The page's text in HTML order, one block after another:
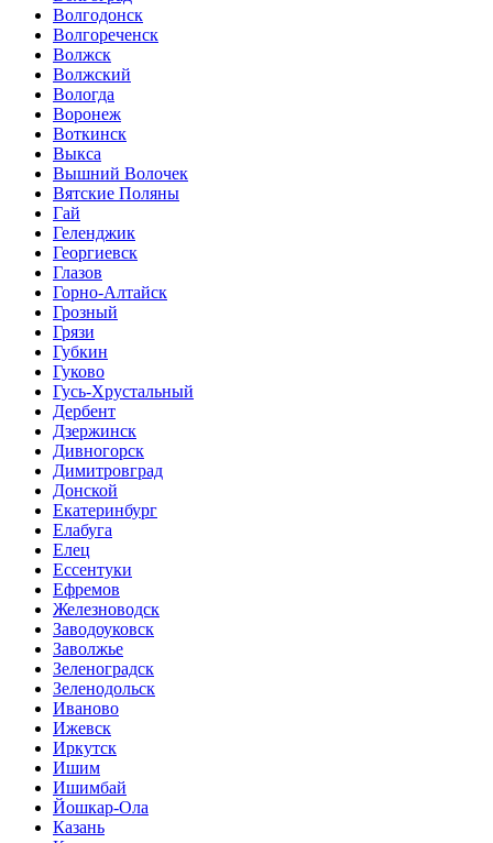
Волгодонск
Волгореченск
Волжск
Волжский
Вологда
Воронеж
Воткинск
Выкса
Вышний Волочек
Вятские Поляны
Гай
Геленджик
Георгиевск
Глазов
Горно-Алтайск
Грозный
Грязи
Губкин
Гуково
Гусь-Хрустальный
Дербент
Дзержинск
Дивногорск
Димитровград
Донской
Екатеринбург
Елабуга
Елец
Ессентуки
Ефремов
Железноводск
Заводоуковск
Заволжье
Зеленоградск
Зеленодольск
Иваново
Ижевск
Иркутск
Ишим
Ишимбай
Йошкар-Ола
Казань